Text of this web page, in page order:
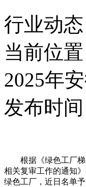
行业动态
当前位置
2025年
发布时
根据《绿色工厂梯度
相关复审工作的通知
绿色工厂，近日名单